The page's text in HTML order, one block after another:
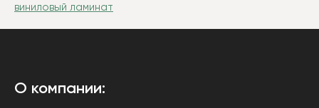
виниловый ламинат
О компании: